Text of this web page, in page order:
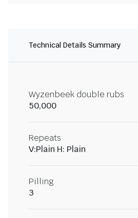
Technical Details Summary
Wyzenbeek double rubs
50,000
Repeats
V:Plain H: Plain
Pilling
3